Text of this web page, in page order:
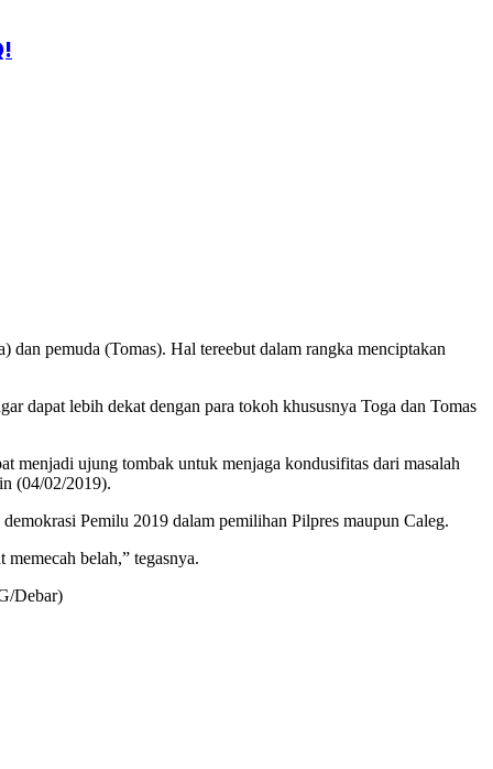
pemuda (Tomas). Hal tereebut dalam rangka menciptakan
dapat lebih dekat dengan para tokoh khususnya Toga dan Tomas
menjadi ujung tombak untuk menjaga kondusifitas dari masalah
(04/02/2019).
Pemilu 2019 dalam pemilihan Pilpres maupun Caleg.
belah,” tegasnya.
Debar)